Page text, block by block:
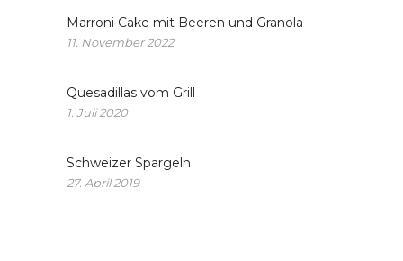
Marroni Cake mit Beeren und Granola
11. November 2022
Quesadillas vom Grill
1. Juli 2020
Schweizer Spargeln
27. April 2019